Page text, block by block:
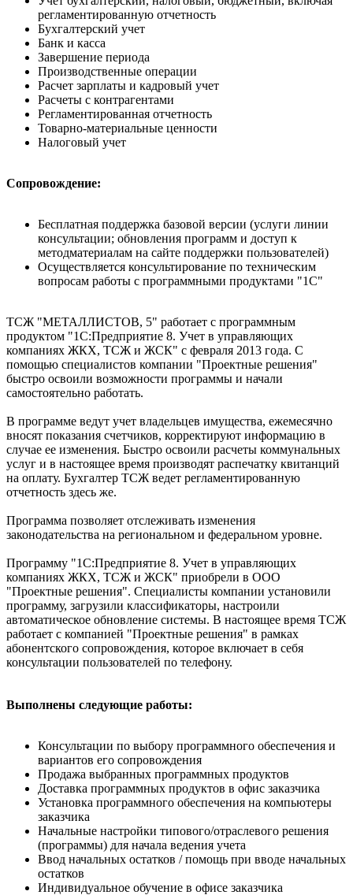
регламентированную отчетность
Бухгалтерский учет
Банк и касса
Завершение периода
Производственные операции
Расчет зарплаты и кадровый учет
Расчеты с контрагентами
Регламентированная отчетность
Товарно-материальные ценности
Налоговый учет
Сопровождение:
Бесплатная поддержка базовой версии (услуги линии
консультации; обновления программ и доступ к
методматериалам на сайте поддержки пользователей)
Осуществляется консультирование по техническим
вопросам работы с программными продуктами "1С"
ТСЖ "МЕТАЛЛИСТОВ, 5" работает с программным
продуктом "1С:Предприятие 8. Учет в управляющих
компаниях ЖКХ, ТСЖ и ЖСК" с февраля 2013 года. С
помощью специалистов компании "Проектные решения"
быстро освоили возможности программы и начали
самостоятельно работать.
В программе ведут учет владельцев имущества, ежемесячно
вносят показания счетчиков, корректируют информацию в
случае ее изменения. Быстро освоили расчеты коммунальных
услуг и в настоящее время производят распечатку квитанций
на оплату. Бухгалтер ТСЖ ведет регламентированную
отчетность здесь же.
Программа позволяет отслеживать изменения
законодательства на региональном и федеральном уровне.
Программу "1С:Предприятие 8. Учет в управляющих
компаниях ЖКХ, ТСЖ и ЖСК" приобрели в ООО
"Проектные решения". Специалисты компании установили
программу, загрузили классификаторы, настроили
автоматическое обновление системы. В настоящее время ТСЖ
работает с компанией "Проектные решения" в рамках
абонентского сопровождения, которое включает в себя
консультации пользователей по телефону.
Выполнены следующие работы:
Консультации по выбору программного обеспечения и
вариантов его сопровождения
Продажа выбранных программных продуктов
Доставка программных продуктов в офис заказчика
Установка программного обеспечения на компьютеры
заказчика
Начальные настройки типового/отраслевого решения
(программы) для начала ведения учета
Ввод начальных остатков / помощь при вводе начальных
остатков
Индивидуальное обучение в офисе заказчика